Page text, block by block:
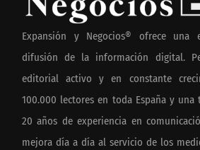
Expansión y Negocios® ofrece una
difusión de la información digital.
editorial activo y en constante
100.000 lectores en toda España y
20 años de experiencia en
mejora día a día al servicio de los